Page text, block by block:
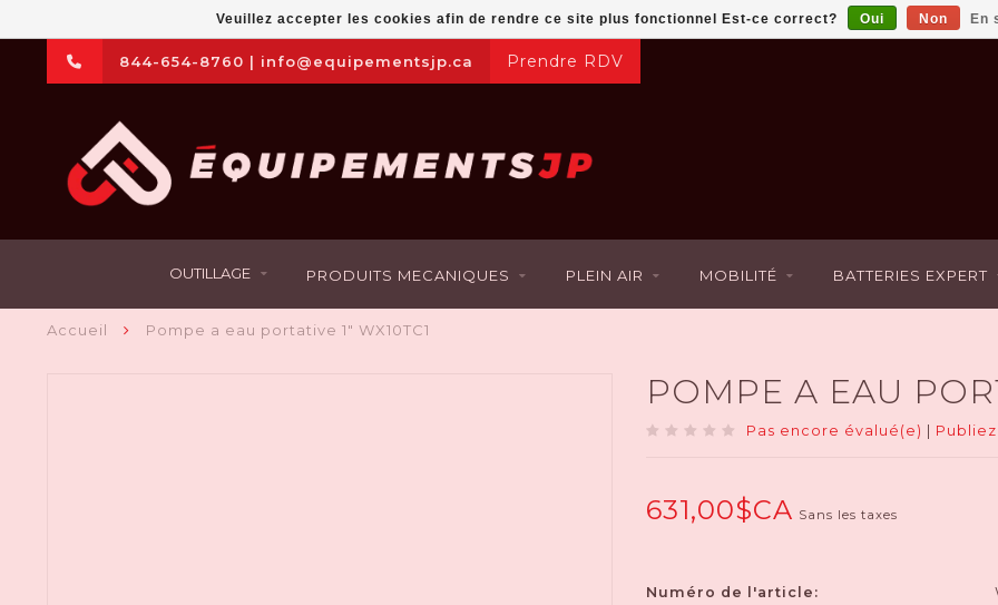
844-654-8760 | info@equipementsjp.ca Prendre RDV
OUTILLAGE PRODUITS MECANIQUES PLEIN AIR MOBILITÉ BATTERIES EXPERT
Accueil Pompe a eau portative 1" WX10TC1
POMPE A EAU
Pas encore évalué(e)
631,00$CA Sans les taxes
Numéro de l'article:
Veuillez accepter les cookies afin de rendre ce site plus fonctionnel Est-ce correct? Oui Non En